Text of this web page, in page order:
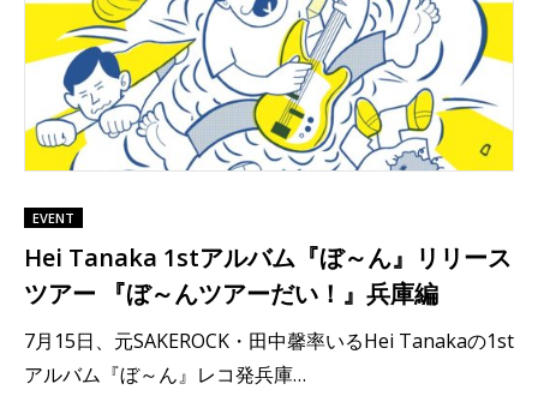
EVENT
Hei Tanaka 1stアルバム『ぼ～ん』リリース
ツアー 『ぼ～んツアーだい！』兵庫編
7月15日、元SAKEROCK・田中馨率いるHei Tanakaの1st
アルバム『ぼ～ん』レコ発兵庫…